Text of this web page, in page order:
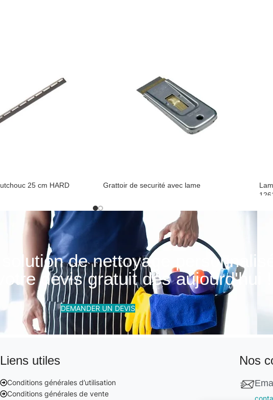
25 cm HARD Grattoir de securité avec lame
solution de nettoyage
devis gratuit dès aujourd'hui !
DEMANDER UN DEVIS
Liens utiles
Conditions générales d’utilisation
Conditions générales de vente
Nos